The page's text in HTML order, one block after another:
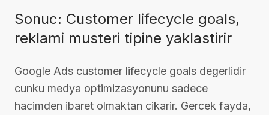
Sonuc: Customer lifecycle goals,
reklami musteri tipine yaklastirir
Google Ads customer lifecycle goals degerlidir
cunku medya optimizasyonunu sadece
hacimden ibaret olmaktan cikarir. Gercek fayda,